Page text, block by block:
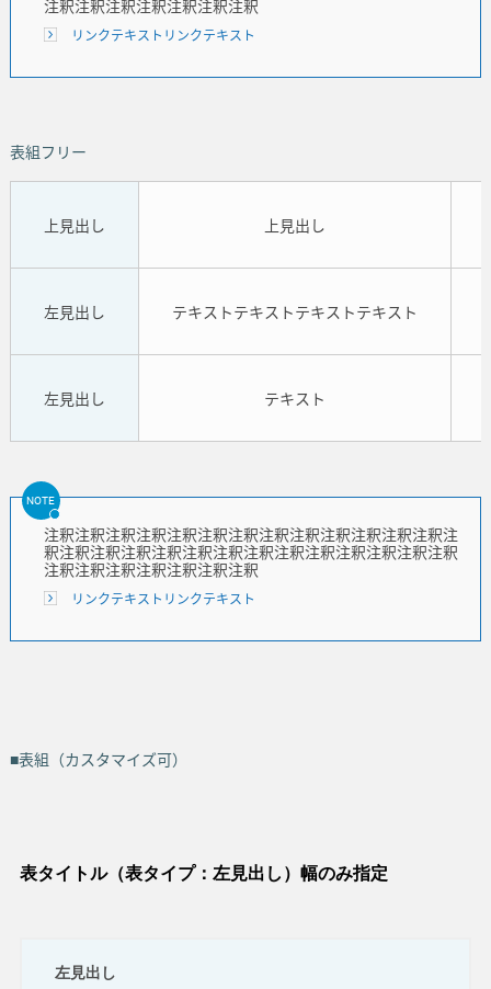
注釈注釈注釈注釈注釈注釈注釈
リンクテキストリンクテキスト
表組フリー
上見出し 上見出し
左見出し テキストテキストテキストテキスト
左見出し テキスト
NOTE
注釈注釈注釈注釈注釈注釈注釈注釈注釈注釈注釈注釈注釈注
釈注釈注釈注釈注釈注釈注釈注釈注釈注釈注釈注釈注釈注釈
注釈注釈注釈注釈注釈注釈注釈
リンクテキストリンクテキスト
■表組（カスタマイズ可）
表タイトル（表タイプ：左見出し）幅のみ指定
左見出し